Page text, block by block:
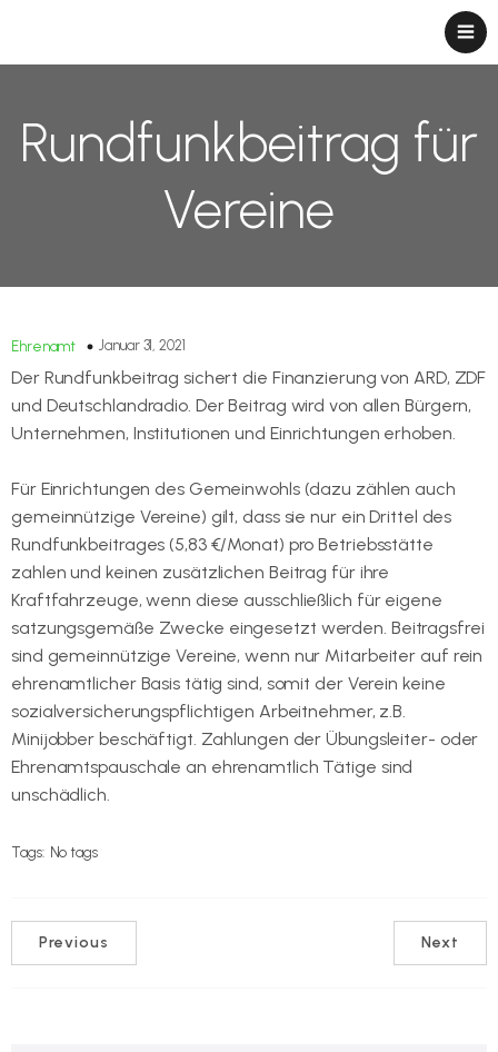
Rundfunkbeitrag für
Vereine
Ehrenamt Januar 31, 2021
Der Rundfunkbeitrag sichert die Finanzierung von ARD, ZDF
und Deutschlandradio. Der Beitrag wird von allen Bürgern,
Unternehmen, Institutionen und Einrichtungen erhoben.
Für Einrichtungen des Gemeinwohls (dazu zählen auch
gemeinnützige Vereine) gilt, dass sie nur ein Drittel des
Rundfunkbeitrages (5,83 €/Monat) pro Betriebsstätte
zahlen und keinen zusätzlichen Beitrag für ihre
Kraftfahrzeuge, wenn diese ausschließlich für eigene
satzungsgemäße Zwecke eingesetzt werden. Beitragsfrei
sind gemeinnützige Vereine, wenn nur Mitarbeiter auf rein
ehrenamtlicher Basis tätig sind, somit der Verein keine
sozialversicherungspflichtigen Arbeitnehmer, z.B.
Minijobber beschäftigt. Zahlungen der Übungsleiter- oder
Ehrenamtspauschale an ehrenamtlich Tätige sind
unschädlich.
Tags: No tags
Previous Next